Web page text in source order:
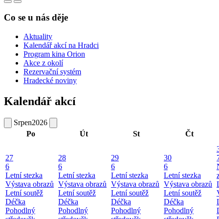
Co se u nás děje
Aktuality
Kalendář akcí na Hradci
Program kina Orion
Akce z okolí
Rezervační systém
Hradecké noviny
Kalendář akcí
Srpen2026
Po
Út St Čt
27
6
Letní stezka
Výstava obrazů
Letní soutěž
Déčka
Pohodlný
28
6
Letní stezka
Výstava obrazů
Letní soutěž
Déčka
Pohodlný
29
6
Letní stezka
Výstava obrazů
Letní soutěž
Déčka
Pohodlný
30
6
Letní stezka
Výstava obrazů
Letní soutěž
Déčka
Pohodlný